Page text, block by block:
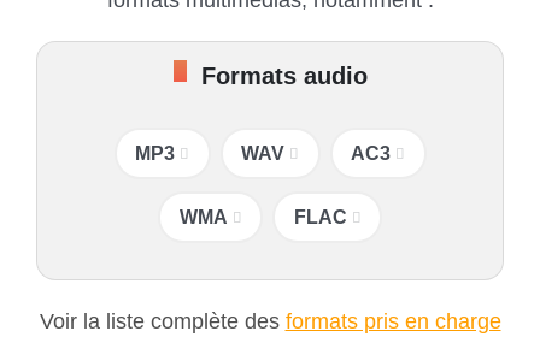
Formats audio
MP3 WAV AC3
WMA FLAC
Voir la liste complète des formats pris en charge